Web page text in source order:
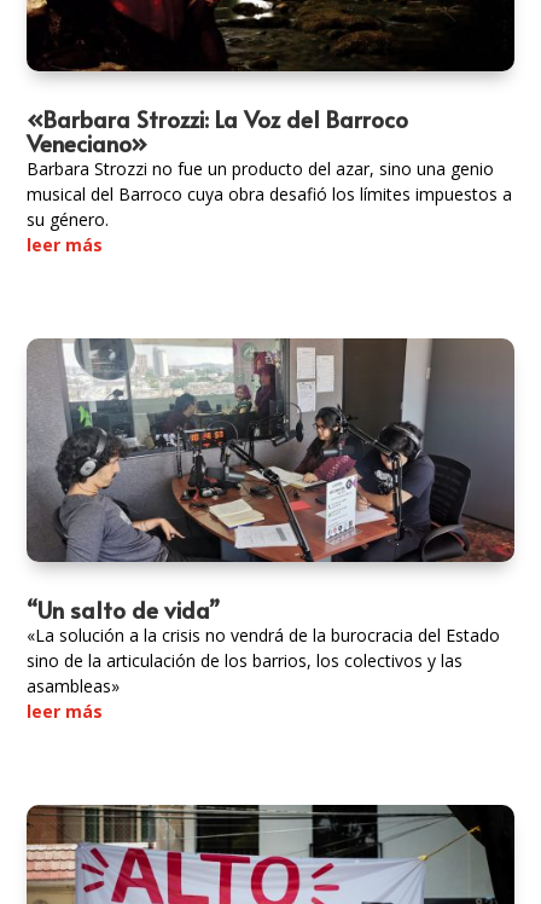
«Barbara Strozzi: La Voz del Barroco
Veneciano»
Barbara Strozzi no fue un producto del azar, sino una genio
musical del Barroco cuya obra desafió los límites impuestos a
su género.
leer más
“Un salto de vida”
«La solución a la crisis no vendrá de la burocracia del Estado
sino de la articulación de los barrios, los colectivos y las
asambleas»
leer más